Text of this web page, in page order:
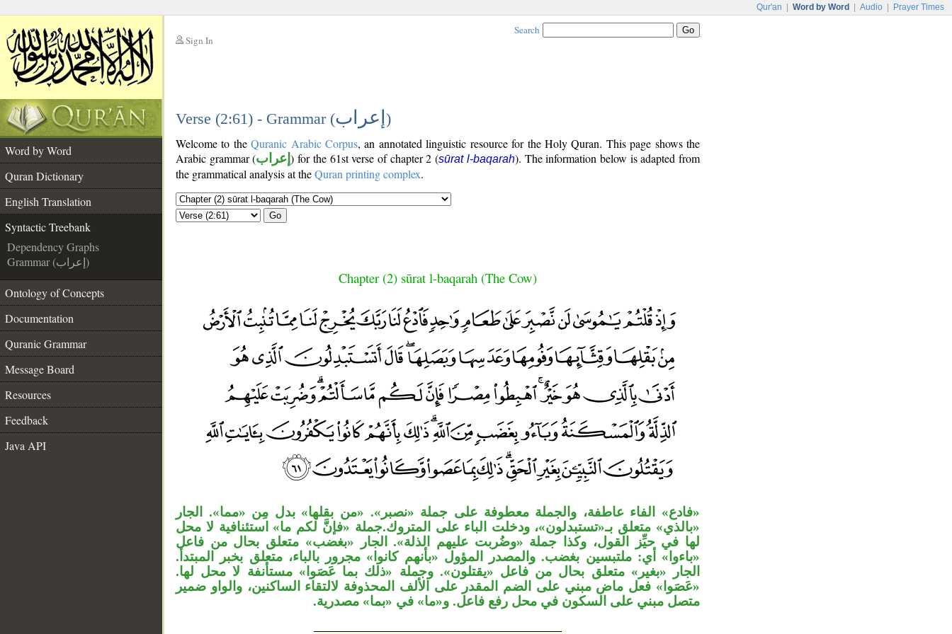
Qur'an Word by Word Audio Prayer Times
Sign In
Search
Verse (2:61) - Grammar (إعراب )
Word by Word
Quran Dictionary
English Translation
Syntactic Treebank
Dependency Graphs
Grammar (إعراب)
Ontology of Concepts
Documentation
Quranic Grammar
Message Board
Resources
Feedback
Java API
Welcome to theQuranic Arabic Corpus, an annotated linguistic resource for the Holy Quran. This page shows the
Arabic grammar (إعراب) for the 61st verse of chapter 2 (sūrat l-baqarah). The information below is adapted from
the grammatical analysis at theQuran printing complex.
Go
Chapter (2) sūrat l-baqarah (The Cow)
«فادع» الفاء عاطفة، والجملة معطوفة على جملة «نصبر». «من بقلها» بدل مِن «مما». الجار
«بالذي» متعلق بـ«تستبدلون»، ودخلت الباء على المتروك.جملة «فإنَّ لكم ما» استئنافية لا محل
لها في حيِّز القول، وكذا جملة «وضُربت عليهم الذلة». الجار «بغضب» متعلق بحال من فاعل
«باءوا» أي: ملتبسين بغضب. والمصدر المؤول «بأنهم كانوا» مجرور بالباء، متعلق بخبر المبتدأ.
الجار «بغير» متعلق بحال من فاعل «يقتلون». وجملة «ذلك بما عَصَوا» مستأنفة لا محل لها.
«عَصَوا» فعل ماض مبني على الضم المقدر على الألف المحذوفة لالتقاء الساكنين، والواو ضمير
متصل مبني على السكون في محل رفع فاعل. و«ما» في «بما» مصدرية.